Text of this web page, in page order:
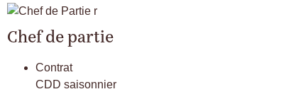
Chef de partie
Contrat
CDD saisonnier